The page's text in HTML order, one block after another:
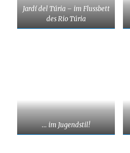
Jardí del Túria – im Flussbett
des Rio Túria
… im Jugendstil!